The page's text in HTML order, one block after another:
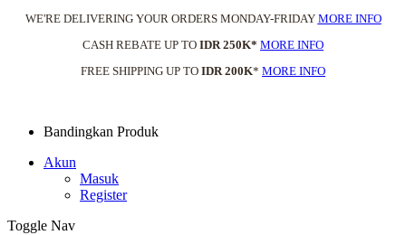
WE'RE DELIVERING YOUR ORDERS MONDAY-FRIDAY MORE INFO
CASH REBATE UP TO IDR 250K* MORE INFO
FREE SHIPPING UP TO IDR 200K* MORE INFO
Bandingkan Produk
Akun
Masuk
Register
Toggle Nav